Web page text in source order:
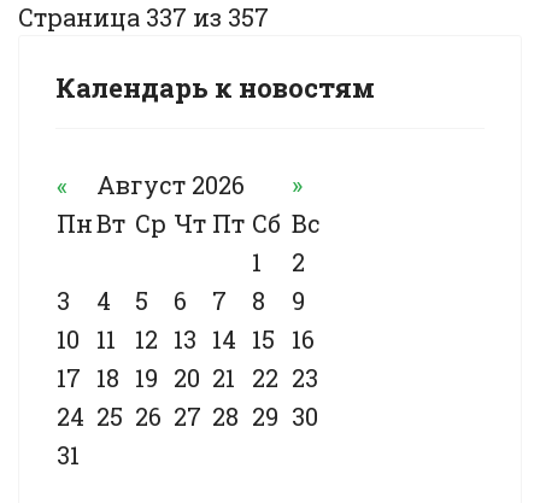
Страница 337 из 357
Календарь к новостям
« Август 2026
»
ПнВт Ср Чт Пт Сб Вс
1
2
3
4 5 6 7 8
9
10
11 12 13 14 15
16
17 18 19 20 21 22 23
24 25 26 27 28 29 30
31